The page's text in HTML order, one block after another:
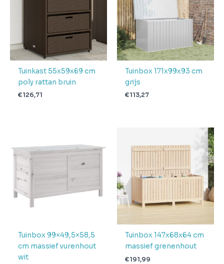
levering
Verwachte
levertijd
4 + 1 dag
Tuinkast 55x59x69 cm
poly rattan bruin
€126,71
Tuinbox 171x99x93 cm
grijs
€113,27
Tuinbox 99×49,5×58,5
cm massief vurenhout
wit
Tuinbox 147x68x64 cm
massief grenenhout
€191,99